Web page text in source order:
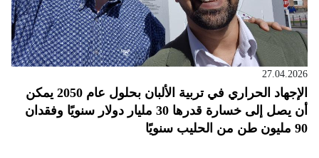
27.04.2026
الإجهاد الحراري في تربية الألبان بحلول عام 2050 يمكن
أن يصل إلى خسارة قدرها 30 مليار دولار سنويًا وفقدان
90 مليون طن من الحليب سنويًا